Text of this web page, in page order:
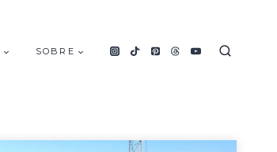
SOBRE